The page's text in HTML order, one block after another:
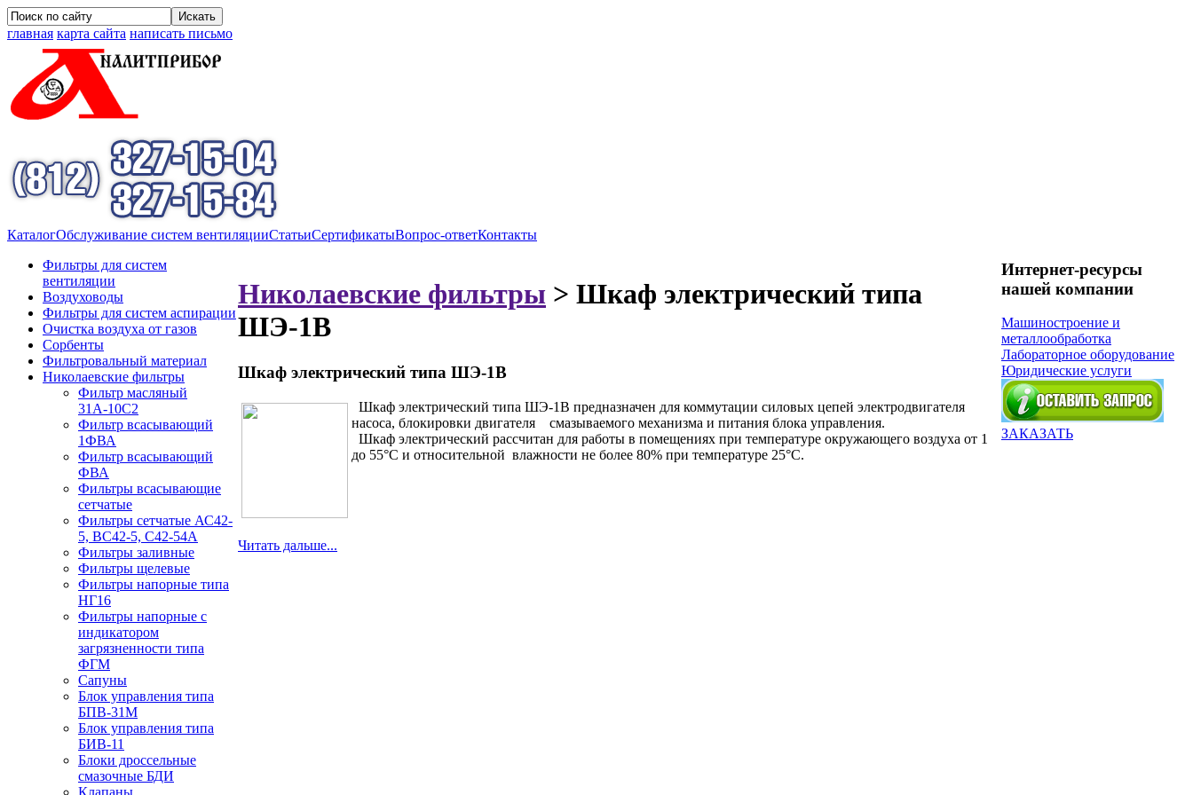
главная карта сайта написать письмо
КаталогОбслуживание систем вентиляцииСтатьиСертификатыВопрос-ответКонтакты
Фильтры для систем
вентиляции
Воздуховоды
Фильтры для систем аспирации
Очистка воздуха от газов
Сорбенты
Фильтровальный материал
Николаевские фильтры
Фильтр масляный
31А-10С2
Фильтр всасывающий
1ФВА
Фильтр всасывающий
ФВА
Фильтры всасывающие
сетчатые
Фильтры сетчатые АС42-
5, ВС42-5, С42-54А
Фильтры заливные
Фильтры щелевые
Фильтры напорные типа
НГ16
Фильтры напорные с
индикатором
загрязненности типа
ФГМ
Сапуны
Блок управления типа
БПВ-31М
Блок управления типа
БИВ-11
Блоки дроссельные
смазочные БДИ
Клапаны
Николаевские фильтры > Шкаф электрический типа
ШЭ-1В
Шкаф электрический типа ШЭ-1В
Шкаф электрический типа ШЭ-1В предназначен для коммутации силовых цепей электродвигателя
насоса, блокировки двигателя смазываемого механизма и питания блока управления.
Шкаф электрический рассчитан для работы в помещениях при температуре окружающего воздуха от 1
до 55°С и относительной влажности не более 80% при температуре 25°С.
Читать дальше...
Интернет-ресурсы
нашей компании
Машиностроение и
металлообработка
Лабораторное оборудование
Юридические услуги
ЗАКАЗАТЬ